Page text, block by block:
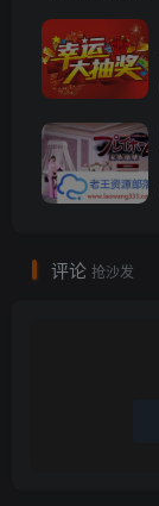
评论 抢沙发